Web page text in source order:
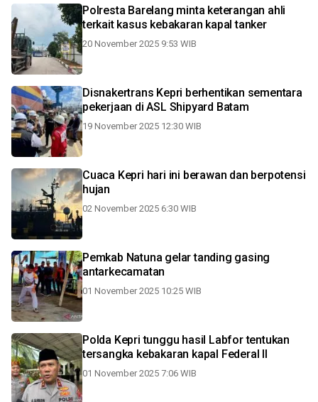
Polresta Barelang minta keterangan ahli
terkait kasus kebakaran kapal tanker
20 November 2025 9:53 WIB
Disnakertrans Kepri berhentikan sementara
pekerjaan di ASL Shipyard Batam
19 November 2025 12:30 WIB
Cuaca Kepri hari ini berawan dan berpotensi
hujan
02 November 2025 6:30 WIB
Pemkab Natuna gelar tanding gasing
antarkecamatan
01 November 2025 10:25 WIB
Polda Kepri tunggu hasil Labfor tentukan
tersangka kebakaran kapal Federal II
01 November 2025 7:06 WIB